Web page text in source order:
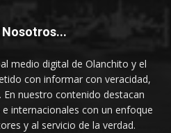
Nosotros...
medio digital de Olanchito y el
con informar con veracidad,
En nuestro contenido destacan
internacionales con un enfoque
y al servicio de la verdad.